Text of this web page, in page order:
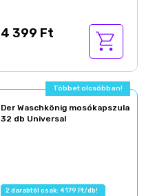
4 399 Ft
Többet olcsóbban!
Der Waschkönig mosókapszula
32 db Universal
2 darabtól csak: 4 179 Ft/db!